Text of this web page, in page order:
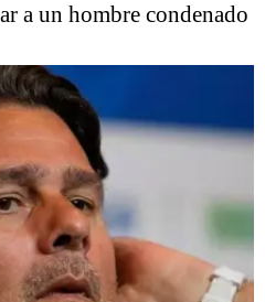
a un hombre condenado